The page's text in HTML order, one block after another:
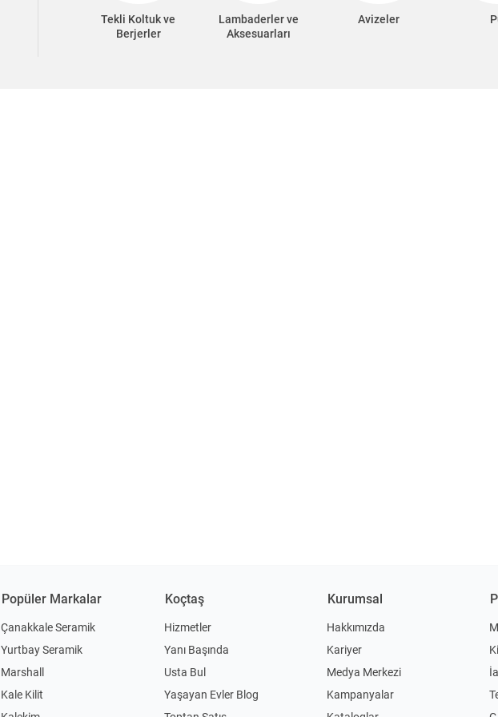
Tekli Koltuk ve
Berjerler
Lambaderler ve
Aksesuarları
Avizeler
Popüler Markalar
Çanakkale Seramik
Yurtbay Seramik
Marshall
Kale Kilit
Koçtaş
Hizmetler
Yanı Başında
Usta Bul
Yaşayan Evler Blog
Kurumsal
Hakkımızda
Kariyer
Medya Merkezi
Kampanyalar